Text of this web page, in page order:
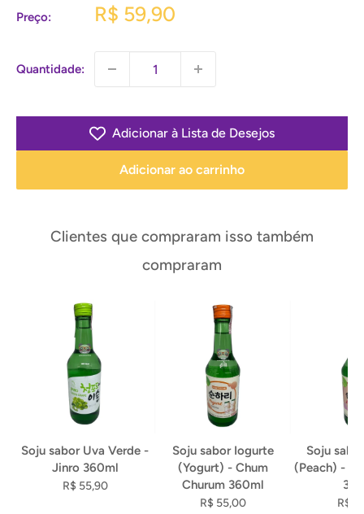
Preço:
Preço
R$ 59,90
Quantidade:
Adicionar à Lista de Desejos
Adicionar ao carrinho
Clientes que compraram isso também
compraram
Soju sabor Uva Verde -
Jinro 360ml
R$ 55,90
Soju sabor Iogurte
(Yogurt) - Chum
Churum 360ml
R$ 55,00
Soju
(Peach) -
R$